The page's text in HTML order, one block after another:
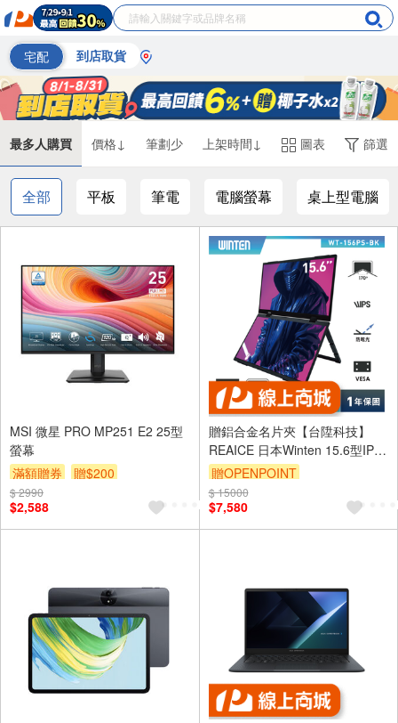
宅配 到店取貨
最多人購買 價格↓ 筆劃少 上架時間↓ 圖表 篩選
全部 平板 筆電 電腦螢幕 桌上型電腦
MSI 微星 PRO MP251 E2 25型
螢幕
滿額贈券
贈$200
$ 2990
$2,588
贈鋁合金名片夾【台陞科技】
REAICE 日本Winten 15.6型IPS
超薄廣視角可攜式雙屏螢幕 WT-
156PS-BK
贈OPENPOINT
$ 15000
$7,580